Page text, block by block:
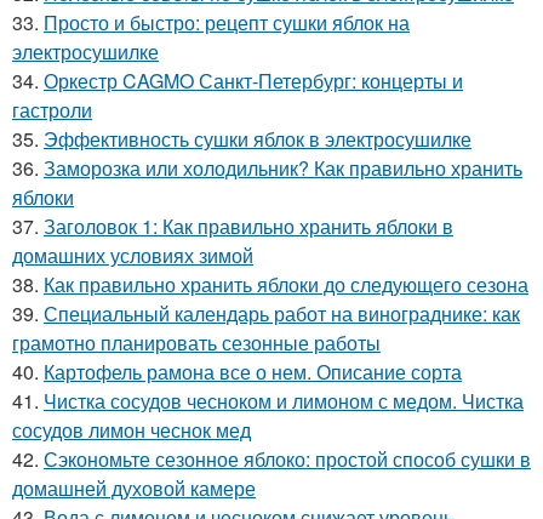
33. Просто и быстро: рецепт сушки яблок на
электросушилке
34. Оркестр CAGMO Санкт-Петербург: концерты и
гастроли
35. Эффективность сушки яблок в электросушилке
36. Заморозка или холодильник? Как правильно хранить
яблоки
37. Заголовок 1: Как правильно хранить яблоки в
домашних условиях зимой
38. Как правильно хранить яблоки до следующего сезона
39. Специальный календарь работ на винограднике: как
грамотно планировать сезонные работы
40. Картофель рамона все о нем. Описание сорта
41. Чистка сосудов чесноком и лимоном с медом. Чистка
сосудов лимон чеснок мед
42. Сэкономьте сезонное яблоко: простой способ сушки в
домашней духовой камере